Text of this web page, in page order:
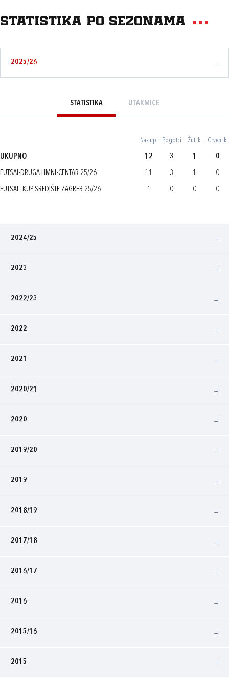
Statistika po sezonama
2025/26
STATISTIKA UTAKMICE
Nastupi Pogotci Žuti k. Crveni k.
UKUPNO 12 3 1 0
FUTSAL-DRUGA HMNL-CENTAR 25/26 11 3 1 0
FUTSAL -KUP SREDIŠTE ZAGREB 25/26 1 0 0 0
2024/25
2023
2022/23
2022
2021
2020/21
2020
2019/20
2019
2018/19
2017/18
2016/17
2016
2015/16
2015